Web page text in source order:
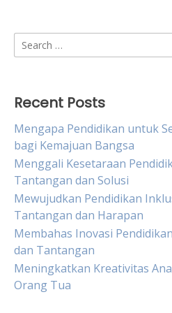
Search
for:
Recent Posts
Mengapa Pendidikan untuk
bagi Kemajuan Bangsa
Menggali Kesetaraan
Tantangan dan Solusi
Mewujudkan Pendidikan
Tantangan dan Harapan
Membahas Inovasi
dan Tantangan
Meningkatkan Kreativitas
Orang Tua